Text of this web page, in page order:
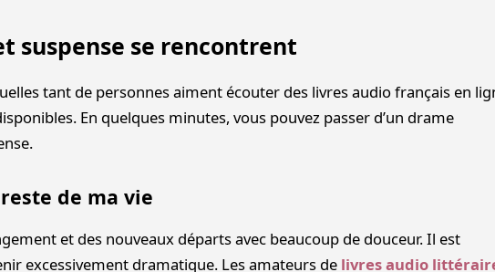
suspense se rencontrent
tant de personnes aiment écouter des livres audio français en
En quelques minutes, vous pouvez passer d’un drame
de ma vie
et des nouveaux départs avec beaucoup de douceur. Il est
excessivement dramatique. Les amateurs de livres audio